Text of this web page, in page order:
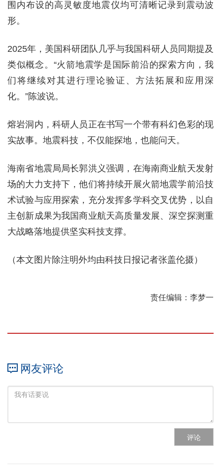
围内布设的高灵敏度地震仪均可清晰记录到震动波
形。
2025年，美国科研团队几乎与我国科研人员同期提及
类似概念。“火箭地震学是国际前沿的探索方向，我
们将继续对其进行理论验证、方法拓展和应用深
化。”陈波说。
熔岩洞内，科研人员正在书写一个带有科幻色彩的现
实故事。地震科技，不仅能探地，也能问天。
海南省地震局局长郭洪义强调，在海南商业航天发射
场的大力支持下，他们将持续开展火箭地震学前沿技
术试验与应用探索，充分发挥多学科交叉优势，以自
主创新成果为我国商业航天高质量发展、深空探测重
大战略落地提供坚实科技支撑。
（本文图片除注明外均由科技日报记者张盖伦摄）
责任编辑：李梦一
网友评论
评论